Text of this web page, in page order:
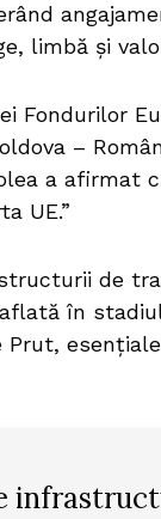
limbă și
Fondurilor
–
a afirmat
UE.”
de
aflată în